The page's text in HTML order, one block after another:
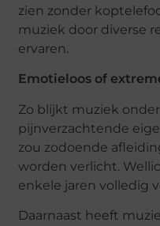
zien zonder
muziek door diverse
ervaren.
Emotieloos of
Zo blijkt muziek
pijnverzachtende
zou zodoende
worden verlicht.
enkele jaren volledig
Daarnaast heeft